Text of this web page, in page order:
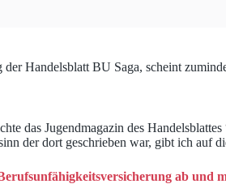
der Handelsblatt BU Saga, scheint
das Jugendmagazin des
der dort geschrieben war, gibt ich auf
ab und